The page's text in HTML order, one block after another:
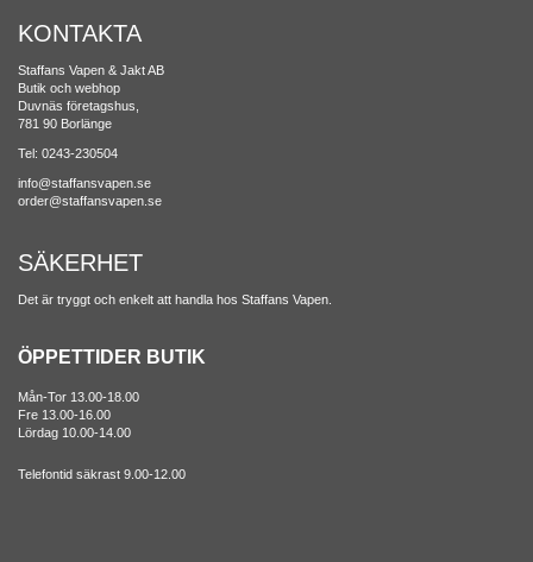
KONTAKTA
Staffans Vapen & Jakt AB
Butik och webhop
Duvnäs företagshus,
781 90 Borlänge
Tel: 0243-230504
info@staffansvapen.se
order@staffansvapen.se
SÄKERHET
Det är tryggt och enkelt att handla hos Staffans Vapen.
ÖPPETTIDER BUTIK
Mån-Tor 13.00-18.00
Fre 13.00-16.00
Lördag 10.00-14.00
Telefontid säkrast 9.00-12.00